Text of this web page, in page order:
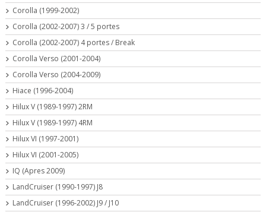
Corolla (1999-2002)
Corolla (2002-2007) 3 / 5 portes
Corolla (2002-2007) 4 portes / Break
Corolla Verso (2001-2004)
Corolla Verso (2004-2009)
Hiace (1996-2004)
Hilux V (1989-1997) 2RM
Hilux V (1989-1997) 4RM
Hilux VI (1997-2001)
Hilux VI (2001-2005)
IQ (Apres 2009)
LandCruiser (1990-1997) J8
LandCruiser (1996-2002) J9 / J10